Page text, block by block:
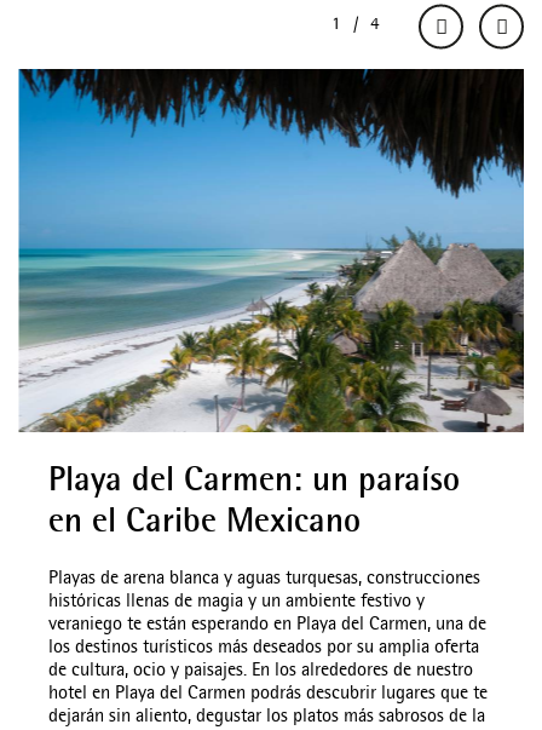
Playa del Carmen: un paraíso
en el Caribe Mexicano
Playas de arena blanca y aguas turquesas, construcciones
históricas llenas de magia y un ambiente festivo y
veraniego te están esperando en Playa del Carmen, una de
los destinos turísticos más deseados por su amplia oferta
de cultura, ocio y paisajes. En los alrededores de nuestro
hotel en Playa del Carmen podrás descubrir lugares que te
dejarán sin aliento, degustar los platos más sabrosos de la